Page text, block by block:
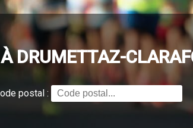
DRUMETTAZ-
postal :